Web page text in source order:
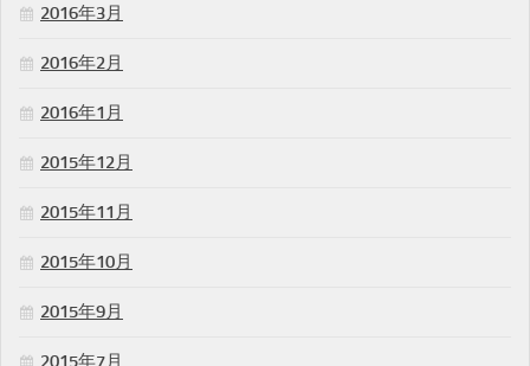
2016年3月
2016年2月
2016年1月
2015年12月
2015年11月
2015年10月
2015年9月
2015年7月